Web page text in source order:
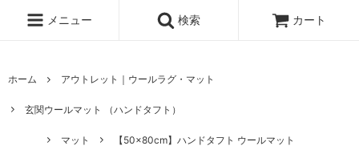
メニュー 検索 カート
ホーム アウトレット｜ウールラグ・マット
玄関ウールマット （ハンドタフト）
マット 【50×80cm】ハンドタフト ウールマット